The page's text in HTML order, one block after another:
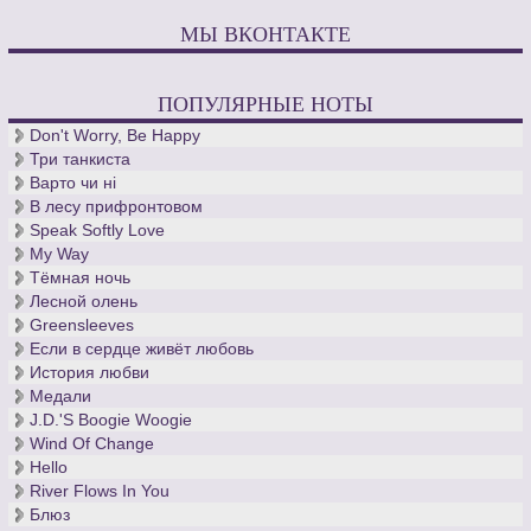
МЫ ВКОНТАКТЕ
ПОПУЛЯРНЫЕ НОТЫ
Don't Worry, Be Happy
Три танкиста
Варто чи нi
В лесу прифронтовом
Speak Softly Love
My Way
Тёмная ночь
Лесной олень
Greensleeves
Если в сердце живёт любовь
История любви
Медали
J.D.'S Boogie Woogie
Wind Of Change
Hello
River Flows In You
Блюз